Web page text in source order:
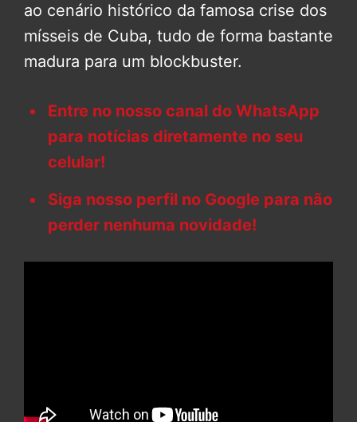
ao cenário histórico da famosa crise dos
mísseis de Cuba, tudo de forma bastante
madura para um blockbuster.
Entre no nosso canal do WhatsApp
para notícias diretamente no seu
celular!
Siga nosso perfil no Google para não
perder nenhuma novidade!